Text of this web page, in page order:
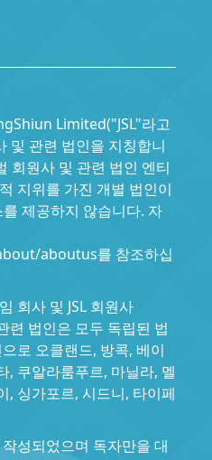
Limited("JSL"라고
및 관련 법인을 지칭합니
회원사 및 관련 법인 엔티
지위를 가진 개별 법인이
제공하지 않습니다. 자
aboutus를 참조하십
회사 및 JSL 회원사
련 법인은 모두 독립된 법
로 오클랜드, 방콕, 베이
, 쿠알라룸푸르, 마닐라, 멜
, 싱가포르, 시드니, 타이페
성되었으며 독자만을 대